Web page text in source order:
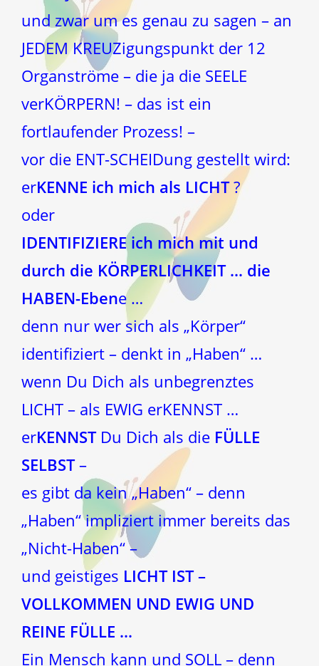
und zwar um es genau zu sagen – an
JEDEM KREUZigungspunkt der 12
Organströme – die ja die SEELE
verKÖRPERN! – das ist ein
fortlaufender Prozess! –
vor die ENT-SCHEIDung gestellt wird:
erKENNE ich mich als LICHT?
oder
IDENTIFIZIERE ich mich mit und
durch die KÖRPERLICHKEIT … die
HABEN-Ebene …
denn nur wer sich als „Körper“
identifiziert – denkt in „Haben“ …
wenn Du Dich als unbegrenztes
LICHT – als EWIG erKENNST …
erKENNSTDu Dich als die FÜLLE
SELBST–
es gibt da kein „Haben“ – denn
„Haben“ impliziert immer bereits das
„Nicht-Haben“ –
und geistiges LICHT IST –
VOLLKOMMEN UND EWIG UND
REINE FÜLLE …
Ein Mensch kann und SOLL – denn